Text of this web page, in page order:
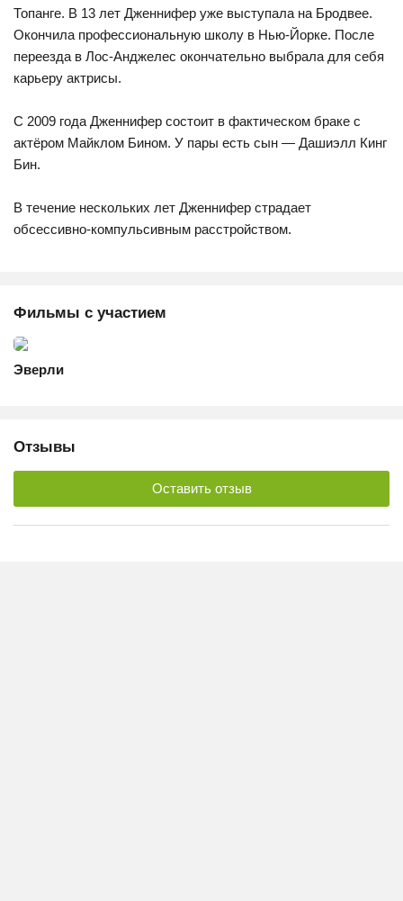
Топанге. В 13 лет Дженнифер уже выступала на Бродвее.
Окончила профессиональную школу в Нью-Йорке. После
переезда в Лос-Анджелес окончательно выбрала для себя
карьеру актрисы.
С 2009 года Дженнифер состоит в фактическом браке с
актёром Майклом Бином. У пары есть сын — Дашиэлл Кинг
Бин.
В течение нескольких лет Дженнифер страдает
обсессивно-компульсивным расстройством.
Фильмы с участием
Эверли
Отзывы
Оставить отзыв